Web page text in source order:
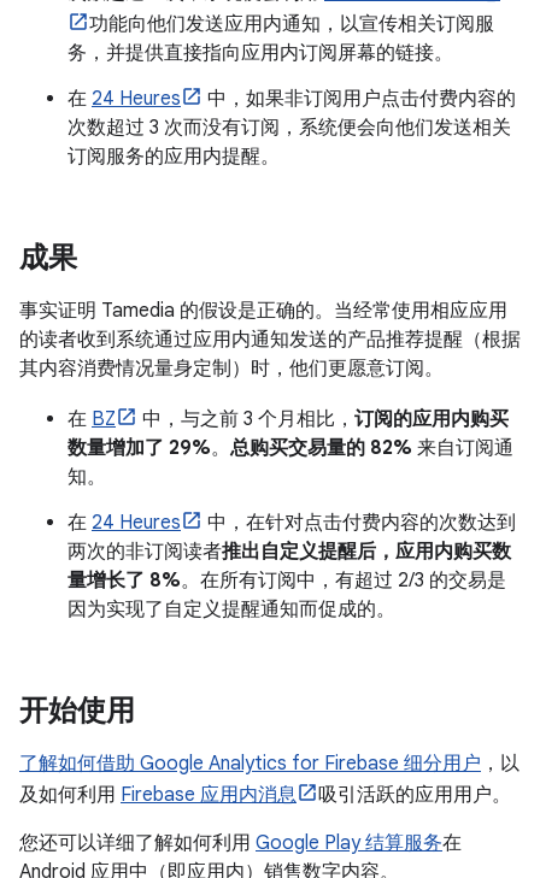
功能向他们发送应用内通知，以宣传相关订阅服
务，并提供直接指向应用内订阅屏幕的链接。
在 24 Heures
中，如果非订阅用户点击付费内容的
次数超过 3 次而没有订阅，系统便会向他们发送相关
订阅服务的应用内提醒。
成果
事实证明 Tamedia 的假设是正确的。当经常使用相应应用
的读者收到系统通过应用内通知发送的产品推荐提醒（根据
其内容消费情况量身定制）时，他们更愿意订阅。
在 BZ 中，与之前 3 个月相比， 订阅的应用内购买
数量增加了 29%。 总购买交易量的 82% 来自订阅通
知。
在 24 Heures
中，在针对点击付费内容的次数达到
两次的非订阅读者推出自定义提醒后，应用内购买数
量增长了 8%。在所有订阅中，有超过 2/3 的交易是
因为实现了自定义提醒通知而促成的。
开始使用
了解如何借助 Google Analytics for Firebase 细分用户 ，以
及如何利用 Firebase 应用内消息
吸引活跃的应用用户。
您还可以详细了解如何利用 Google Play 结算服务在
Android 应用中（即应用内）销售数字内容。